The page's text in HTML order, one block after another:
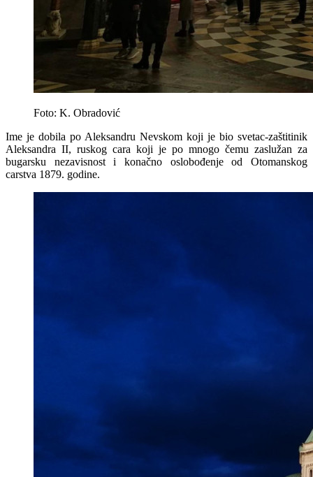
Foto: K. Obradović
Ime je dobila po Aleksandru Nevskom koji je bio svetac-zaštitinik
Aleksandra II, ruskog cara koji je po mnogo čemu zaslužan za
bugarsku nezavisnost i konačno oslobođenje od Otomanskog
carstva 1879. godine.